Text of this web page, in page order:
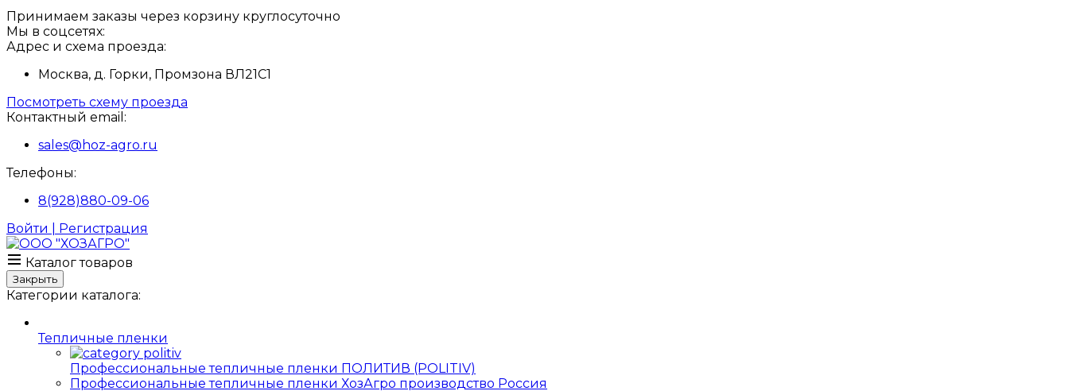
Принимаем заказы через корзину круглосуточно
Мы в соцсетях:
Адрес и схема проезда:
Москва, д. Горки, Промзона ВЛ21С1
Посмотреть схему проезда
Контактный email:
sales@hoz-agro.ru
Телефоны:
8(928)880-09-06
Войти | Регистрация
Каталог товаров
Закрыть
Категории каталога:
Тепличные пленки
Профессиональные тепличные пленки ПОЛИТИВ (POLITIV)
Профессиональные тепличные пленки ХозАгро производство Россия